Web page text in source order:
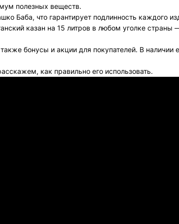
полезных веществ.
Баба, что гарантирует подлинность каждого
казан на 15 литров в любом уголке страны
бонусы и акции для покупателей. В наличии
как правильно его использовать.